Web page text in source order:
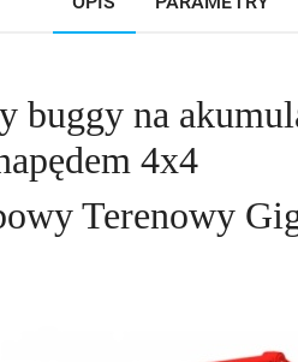
buggy na
4x4
Terenowy